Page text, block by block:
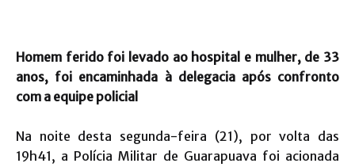
Homem ferido foi levado ao hospital e mulher, de 33
anos, foi encaminhada à delegacia após confronto
com a equipe policial
Na noite desta segunda-feira (21), por volta das
19h41, a Polícia Militar de Guarapuava foi acionada